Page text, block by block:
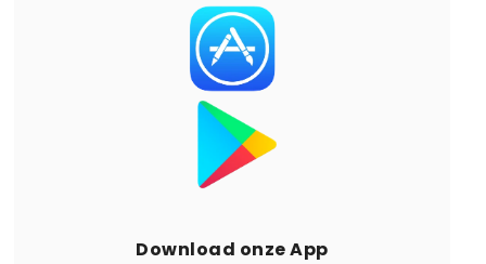
Download onze App